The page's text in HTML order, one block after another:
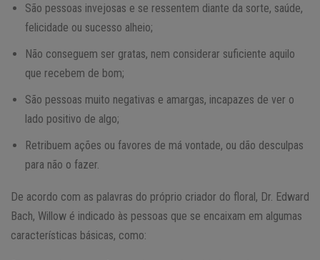
São pessoas invejosas e se ressentem diante da sorte, saúde,
felicidade ou sucesso alheio;
Não conseguem ser gratas, nem considerar suficiente aquilo
que recebem de bom;
São pessoas muito negativas e amargas, incapazes de ver o
lado positivo de algo;
Retribuem ações ou favores de má vontade, ou dão desculpas
para não o fazer.
De acordo com as palavras do próprio criador do floral, Dr. Edward
Bach, Willow é indicado às pessoas que se encaixam em algumas
características básicas, como: